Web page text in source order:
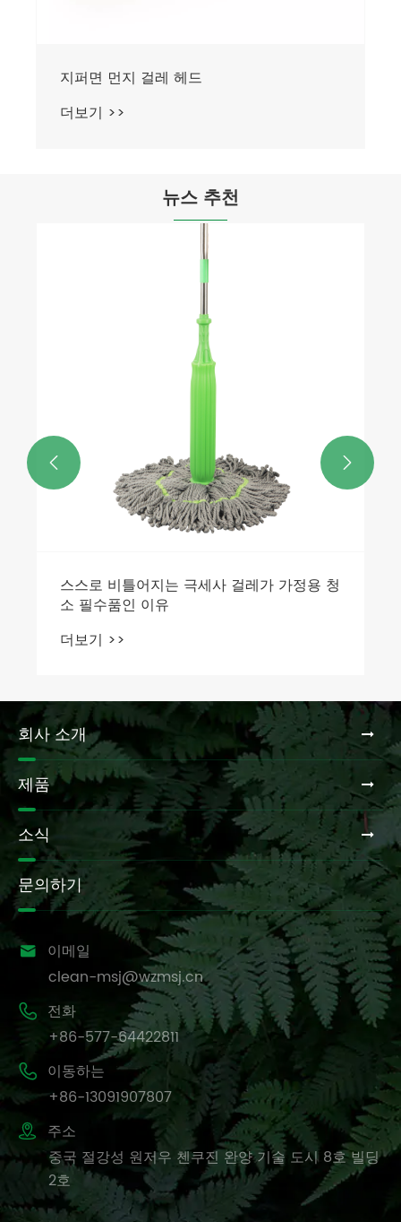
뉴스 추천
벽을 청소하기 가장 좋은 걸레는 무엇입니
 
회사 소개
제품
소식
문의하기
 이메일
clean-msj@wzmsj.cn
 전화
+86-577-64422811
 이동하는
+86-13091907807
 주소
중국 절강성 원저우 첸쿠진 완양 기술 도시 8호 빌딩
2호